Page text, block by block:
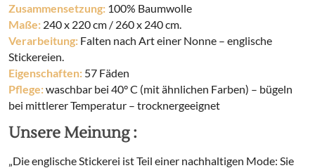
Zusammensetzung: 100% Baumwolle
Maße: 240 x 220 cm / 260 x 240 cm.
Verarbeitung: Falten nach Art einer Nonne – englische
Stickereien.
Eigenschaften: 57 Fäden
Pflege:waschbar bei 40° C (mit ähnlichen Farben) – bügeln
bei mittlerer Temperatur – trocknergeeignet
Unsere Meinung :
„Die englische Stickerei ist Teil einer nachhaltigen Mode: Sie